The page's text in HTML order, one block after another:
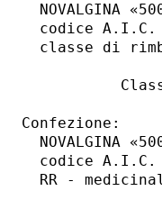
NOVALGINA
codice
classe di
Confezione:
NOVALGINA
codice
RR -